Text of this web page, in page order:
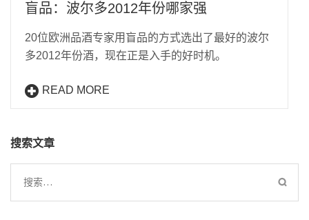
盲品：波尔多2012年份哪家强
20位欧洲品酒专家用盲品的方式选出了最好的波尔
多2012年份酒，现在正是入手的好时机。
READ MORE
搜索文章
搜
索：